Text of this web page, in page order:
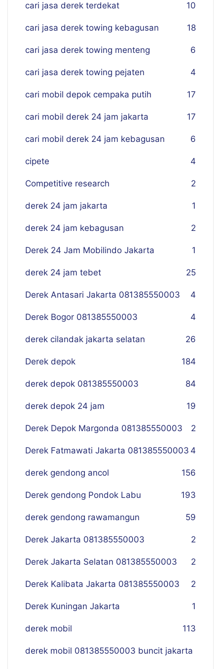
cari jasa derek terdekat 10
cari jasa derek towing kebagusan 18
cari jasa derek towing menteng 6
cari jasa derek towing pejaten 4
cari mobil depok cempaka putih 17
cari mobil derek 24 jam jakarta 17
cari mobil derek 24 jam kebagusan 6
cipete 4
Competitive research 2
derek 24 jam jakarta 1
derek 24 jam kebagusan 2
Derek 24 Jam Mobilindo Jakarta 1
derek 24 jam tebet 25
Derek Antasari Jakarta 081385550003 4
Derek Bogor 081385550003 4
derek cilandak jakarta selatan 26
Derek depok 184
derek depok 081385550003 84
derek depok 24 jam 19
Derek Depok Margonda 081385550003 2
Derek Fatmawati Jakarta 081385550003 4
derek gendong ancol 156
Derek gendong Pondok Labu 193
derek gendong rawamangun 59
Derek Jakarta 081385550003 2
Derek Jakarta Selatan 081385550003 2
Derek Kalibata Jakarta 081385550003 2
Derek Kuningan Jakarta 1
derek mobil 113
derek mobil 081385550003 buncit jakarta